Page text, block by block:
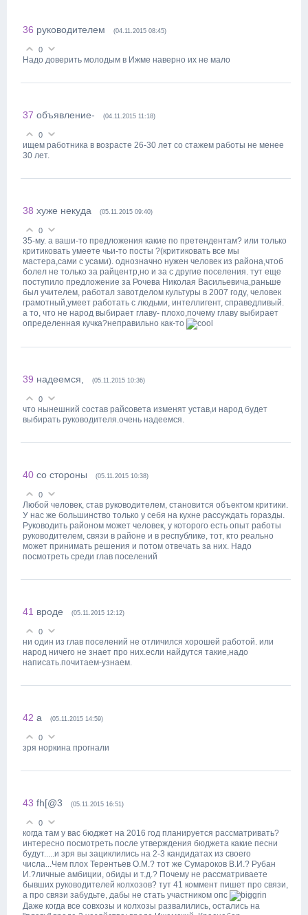
36 руководителем (04.11.2015 08:45)
0
Надо доверить молодым в Ижме наверно их не мало
37 объявление- (04.11.2015 11:18)
0
ищем работника в возрасте 26-30 лет со стажем работы не менее
30 лет.
38 хуже некуда (05.11.2015 09:40)
0
35-му. а ваши-то предложения какие по претендентам? или только
критиковать умеете чьи-то посты ?(критиковать все мы
мастера,сами с усами). однозначно нужен человек из района,чтоб
болел не только за райцентр,но и за с другие поселения. тут еще
поступило предложение за Рочева Николая Васильевича,раньше
был учителем, работал завотделом культуры в 2007 году, человек
грамотный,умеет работать с людьми, интеллигент, справедливый.
а то, что не народ выбирает главу- плохо,почему главу выбирает
определенная кучка?неправильно как-то
39 надеемся, (05.11.2015 10:36)
0
что нынешний состав райсовета изменят устав,и народ будет
выбирать руководителя.очень надеемся.
40 со стороны (05.11.2015 10:38)
0
Любой человек, став руководителем, становится объектом критики.
У нас же большинство только у себя на кухне рассуждать горазды.
Руководить районом может человек, у которого есть опыт работы
руководителем, связи в районе и в республике, тот, кто реально
может принимать решения и потом отвечать за них. Надо
посмотреть среди глав поселений
41 вроде (05.11.2015 12:12)
0
ни один из глав поселений не отличился хорошей работой. или
народ ничего не знает про них.если найдутся такие,надо
написать.почитаем-узнаем.
42 а (05.11.2015 14:59)
0
зря норкина прогнали
43 fh[@3 (05.11.2015 16:51)
0
когда там у вас бюджет на 2016 год планируется рассматривать?
интересно посмотреть после утверждения бюджета какие песни
будут.....и зря вы зациклились на 2-3 кандидатах из своего
числа...Чем плох Терентьев О.М.? тот же Сумароков В.И.? Рубан
И.?личные амбиции, обиды и т.д.? Почему не рассматриваете
бывших руководителей колхозов? тут 41 коммент пишет про связи,
а про связи забудьте, дабы не стать участником опс
Даже когда все совхозы и колхозы развалились, остались на